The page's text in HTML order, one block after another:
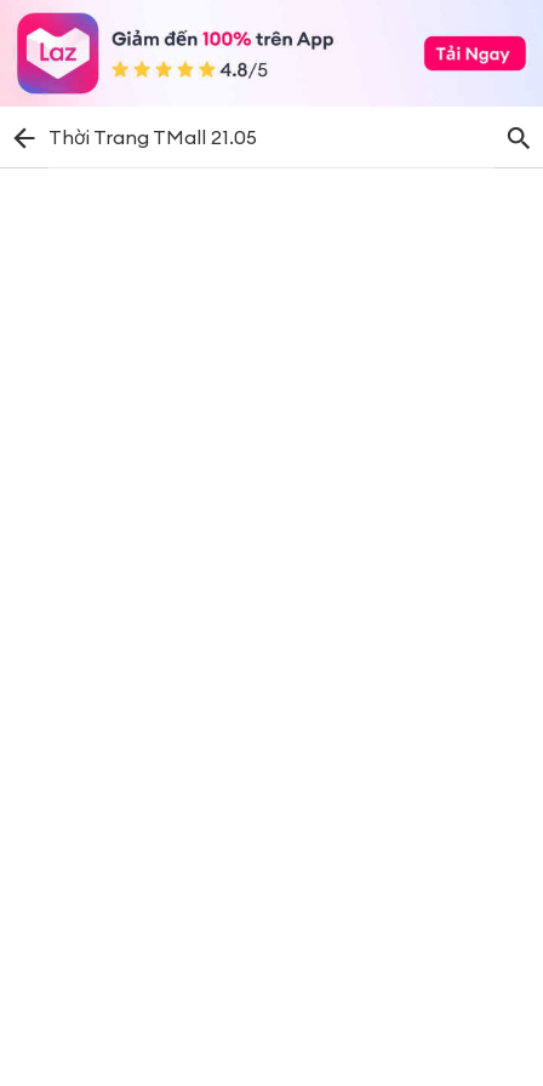
Thời Trang TMall 21.05